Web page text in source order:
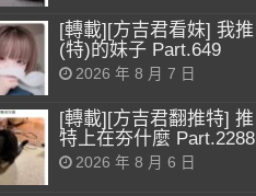
[轉載][方吉君看妹] 我推
(特)的妹子 Part.649
2026 年 8 月 7 日
[轉載][方吉君翻推特] 推
特上在夯什麼 Part.2288
2026 年 8 月 6 日